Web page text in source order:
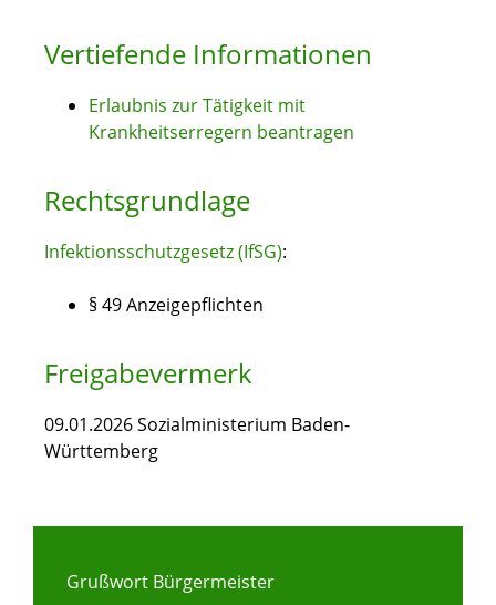
Vertiefende Informationen
Erlaubnis zur Tätigkeit mit
Krankheitserregern beantragen
Rechtsgrundlage
Infektionsschutzgesetz (IfSG):
§ 49 Anzeigepflichten
Freigabevermerk
09.01.2026Sozialministerium Baden-
Württemberg
Grußwort Bürgermeister